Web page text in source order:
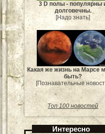
3 D полы - популярны
долговечны.
[Надо знать]
Какая же жизнь на Марсе
быть?
[Познавательные
Топ 100 новостей
Интересно